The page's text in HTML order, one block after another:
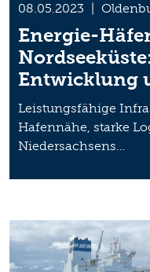
08.05.2023 |
Energie-
Entwicklung
Leistungsfähige
Hafennähe, starke
Niedersachsens…